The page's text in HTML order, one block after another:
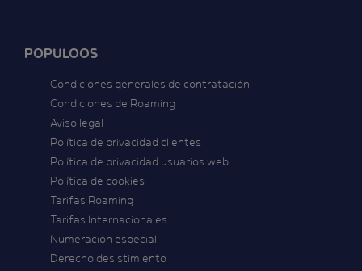
POPULOOS
Condiciones generales de contratación
Condiciones de Roaming
Aviso legal
Política de privacidad clientes
Política de privacidad usuarios web
Política de cookies
Tarifas Roaming
Tarifas Internacionales
Numeración especial
Derecho desistimiento